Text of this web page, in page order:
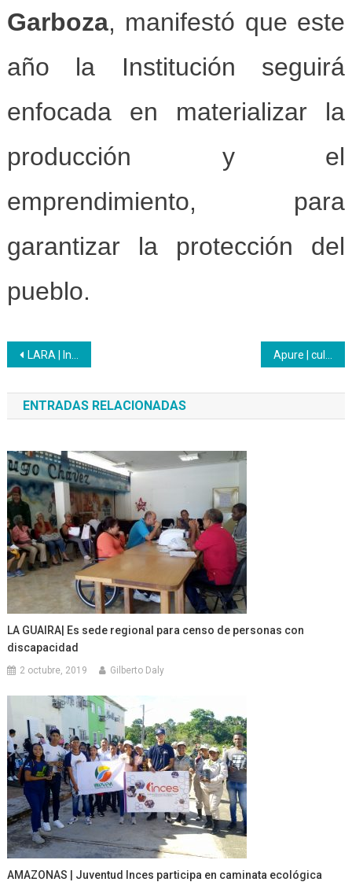
Garboza, manifestó que este
año la Institución seguirá
enfocada en materializar la
producción y el
emprendimiento, para
garantizar la protección del
pueblo.
Navegación
de
entradas
LARA | Inces recibe y orienta a los aspirantes y atina a sus expectativas
ENTRADAS RELACIONADAS
LA GUAIRA| Es sede regional para censo de personas con
discapacidad
2 octubre, 2019 Gilberto Daly
AMAZONAS | Juventud Inces participa en caminata ecológica